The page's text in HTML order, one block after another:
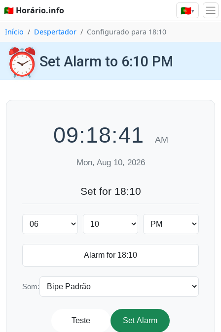
🇵🇹 Horário.info 🇵🇹▾
Início Despertador Configurado para 18:10
⏰ Set Alarm to 6:10 PM
09:18:41 AM
Mon, Aug 10, 2026
Set for 18:10
Som:
Teste Set Alarm